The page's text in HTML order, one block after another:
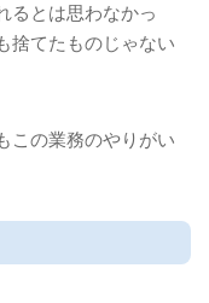
るとは思わなかっ
捨てたものじゃない
この業務のやりがい